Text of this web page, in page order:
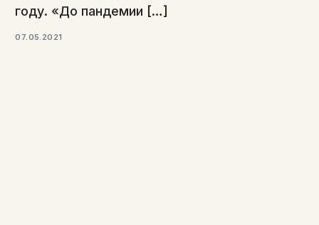
году. «До пандемии […]
07.05.2021